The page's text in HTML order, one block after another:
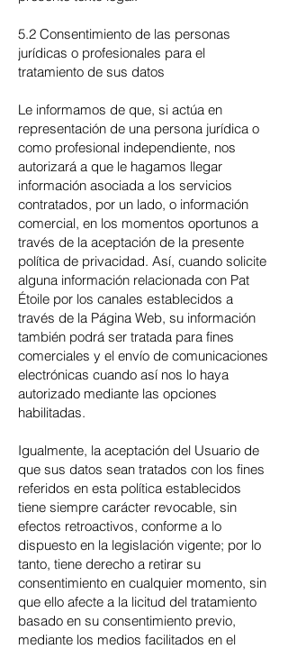
5.2 Consentimiento de las personas
jurídicas o profesionales para el
tratamiento de sus datos
Le informamos de que, si actúa en
representación de una persona jurídica o
como profesional independiente, nos
autorizará a que le hagamos llegar
información asociada a los servicios
contratados, por un lado, o información
comercial, en los momentos oportunos a
través de la aceptación de la presente
política de privacidad. Así, cuando solicite
alguna información relacionada con Pat
Étoile por los canales establecidos a
través de la Página Web, su información
también podrá ser tratada para fines
comerciales y el envío de comunicaciones
electrónicas cuando así nos lo haya
autorizado mediante las opciones
habilitadas.
Igualmente, la aceptación del Usuario de
que sus datos sean tratados con los fines
referidos en esta política establecidos
tiene siempre carácter revocable, sin
efectos retroactivos, conforme a lo
dispuesto en la legislación vigente; por lo
tanto, tiene derecho a retirar su
consentimiento en cualquier momento, sin
que ello afecte a la licitud del tratamiento
basado en su consentimiento previo,
mediante los medios facilitados en el